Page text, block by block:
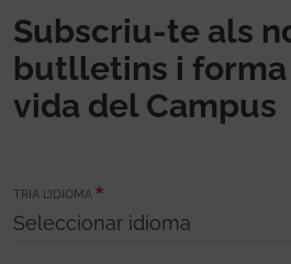
Subscriu-te als
butlletins i
vida del Campus
TRIA L’IDIOMA